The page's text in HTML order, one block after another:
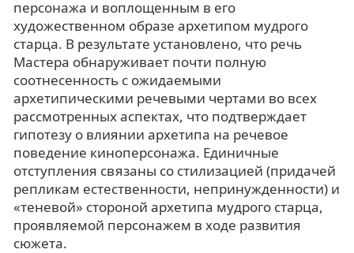
персонажа и воплощенным в его
художественном образе архетипом мудрого
старца. В результате установлено, что речь
Мастера обнаруживает почти полную
соотнесенность с ожидаемыми
архетипическими речевыми чертами во всех
рассмотренных аспектах, что подтверждает
гипотезу о влиянии архетипа на речевое
поведение киноперсонажа. Единичные
отступления связаны со стилизацией (придачей
репликам естественности, непринужденности) и
«теневой» стороной архетипа мудрого старца,
проявляемой персонажем в ходе развития
сюжета.